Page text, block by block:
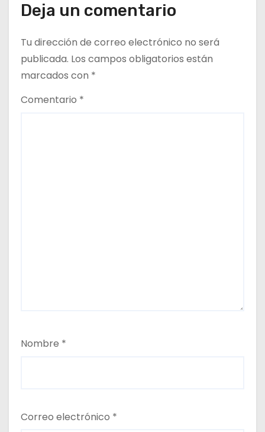
s
Deja un comentario
Tu dirección de correo electrónico no será
publicada. Los campos obligatorios están
marcados con *
Comentario *
Nombre *
Correo electrónico *